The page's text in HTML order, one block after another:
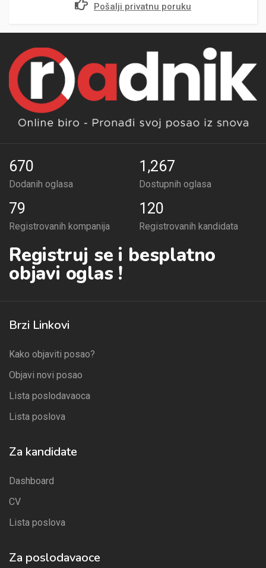
Pošalji privatnu poruku
670
Dodanih oglasa
1,267
Dostupnih oglasa
79
Registrovanih kompanija
120
Registrovanih kandidata
Registruj se i besplatno
objavi oglas !
Brzi Linkovi
Kako objaviti posao?
Objavi novi posao
Lista poslodavaoca
Lista poslova
Za kandidate
Dashboard
CV
Lista poslova
Za poslodavaoce